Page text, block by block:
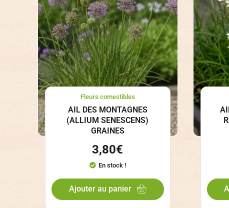
Fleurs comestibles
AIL DES MONTAGNES
(ALLIUM SENESCENS)
GRAINES
3,80€
En stock !
Ajouter au panier